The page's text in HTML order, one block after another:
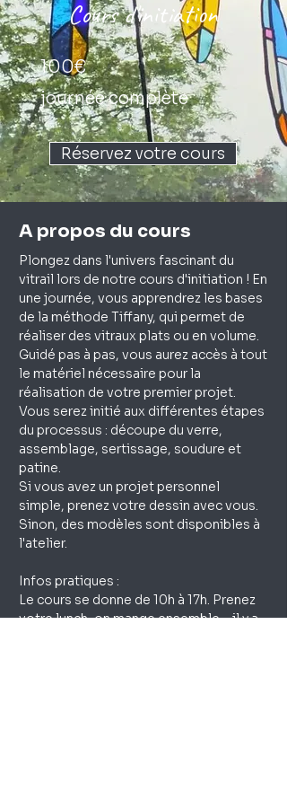
Cours d'initiation
100€
journée complète
Réservez votre cours
A propos du cours
Plongez dans l'univers fascinant du
vitrail lors de notre cours d'initiation ! En
une journée, vous apprendrez les bases
de la méthode Tiffany, qui permet de
réaliser des vitraux plats ou en volume.
Guidé pas à pas, vous aurez accès à tout
le matériel nécessaire pour la
réalisation de votre premier projet.
Vous serez initié aux différentes étapes
du processus : découpe du verre,
assemblage, sertissage, soudure et
patine.
Si vous avez un projet personnel
simple, prenez votre dessin avec vous.
Sinon, des modèles sont disponibles à
l'atelier.
Infos pratiques :
Le cours se donne de 10h à 17h. Prenez
votre lunch, on mange ensemble… il y a